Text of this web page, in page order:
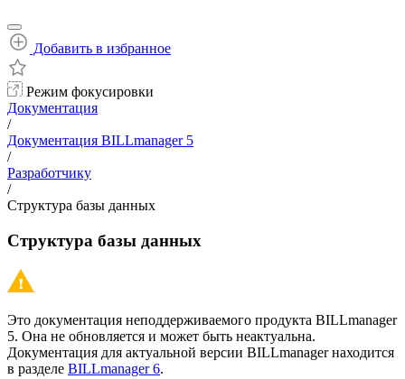
Добавить в избранное
Режим фокусировки
Документация
/
Документация BILLmanager 5
/
Разработчику
/
Структура базы данных
Структура базы данных
Это документация неподдерживаемого продукта BILLmanager
5. Она не обновляется и может быть неактуальна.
Документация для актуальной версии BILLmanager находится
в разделе BILLmanager 6.